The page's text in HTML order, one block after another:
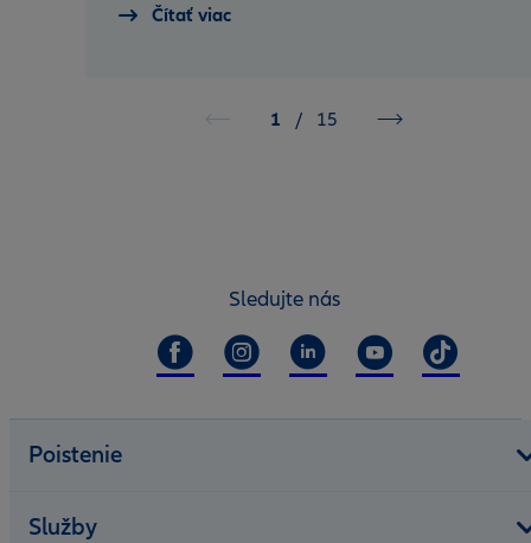
Čítať viac
1 / 15
Sledujte nás
Poistenie
Služby